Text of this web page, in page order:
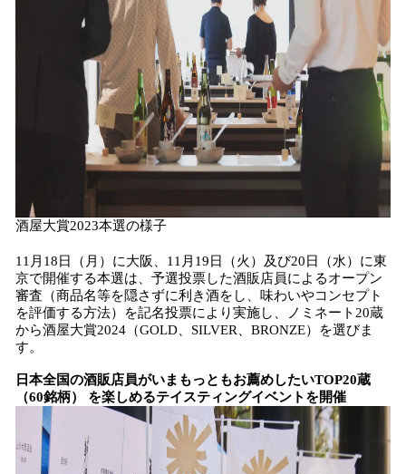
酒屋大賞2023本選の様子
11月18日（月）に大阪、11月19日（火）及び20日（水）に東
京で開催する本選は、予選投票した酒販店員によるオープン
審査（商品名等を隠さずに利き酒をし、味わいやコンセプト
を評価する方法）を記名投票により実施し、ノミネート20蔵
から酒屋大賞2024（GOLD、SILVER、BRONZE）を選びま
す。
日本全国の酒販店員がいまもっともお薦めしたいTOP20蔵
（60銘柄） を楽しめるテイスティングイベントを開催